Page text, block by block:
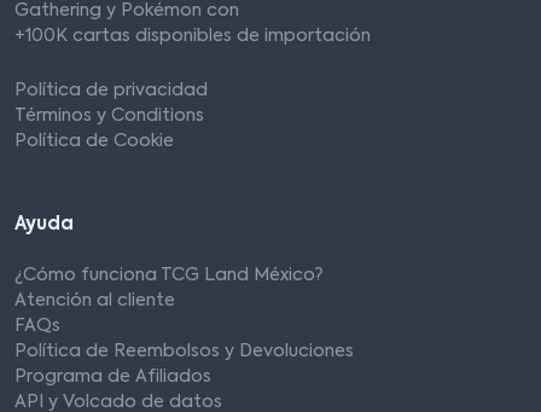
Gathering y Pokémon con
+100K cartas disponibles de importación
Política de privacidad
Términos y Conditions
Política de Cookie
Ayuda
¿Cómo funciona TCG Land México?
Atención al cliente
FAQs
Política de Reembolsos y Devoluciones
Programa de Afiliados
API y Volcado de datos